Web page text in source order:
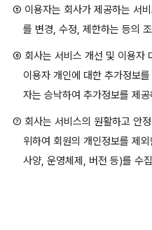
⑤ 이용자는 회사가 제공하는 서
를 변경, 수정, 제한하는 등의
⑥ 회사는 서비스 개선 및 이용자
이용자 개인에 대한 추가정보
자는 승낙하여 추가정보를 제
⑦ 회사는 서비스의 원활하고 안
위하여 회원의 개인정보를 제
사양, 운영체제, 버전 등)를 수